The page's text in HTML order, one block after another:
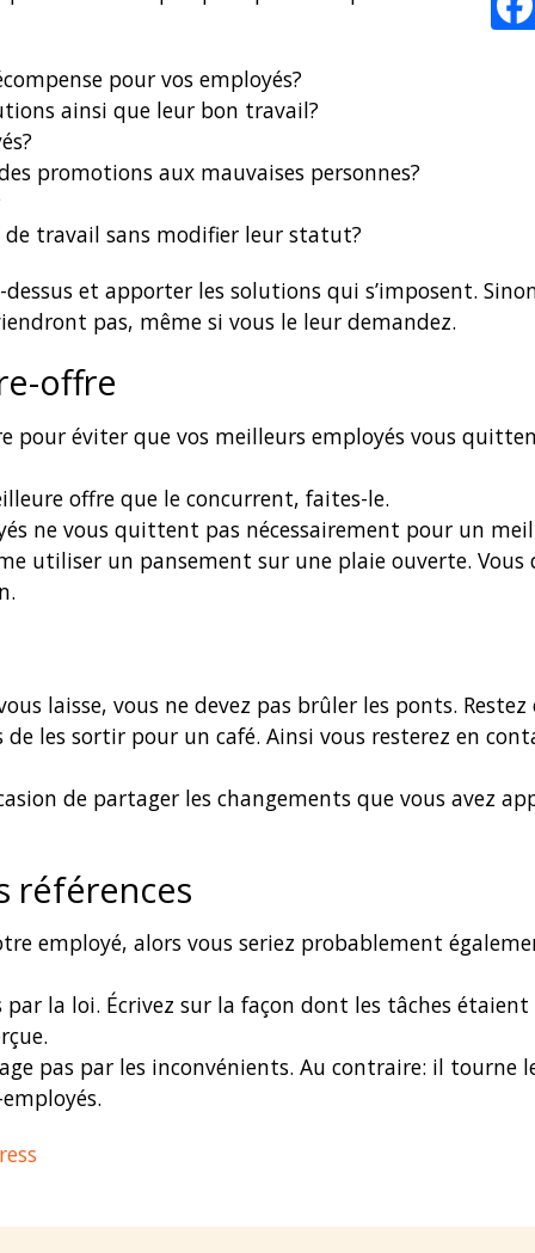
pour vos employés?
ainsi que leur bon travail?
promotions aux mauvaises personnes?
de travail sans modifier leur statut?
et apporter les solutions qui s’imposent.
pas, même si vous le leur demandez.
offre
pour éviter que vos meilleurs employés vous
offre que le concurrent, faites-le.
ne vous quittent pas nécessairement pour un
utiliser un pansement sur une plaie ouverte.
laisse, vous ne devez pas brûler les ponts.
de les sortir pour un café. Ainsi vous resterez en
de partager les changements que vous avez
références
employé, alors vous seriez probablement
la loi. Écrivez sur la façon dont les tâches étaient
pas par les inconvénients. Au contraire: il